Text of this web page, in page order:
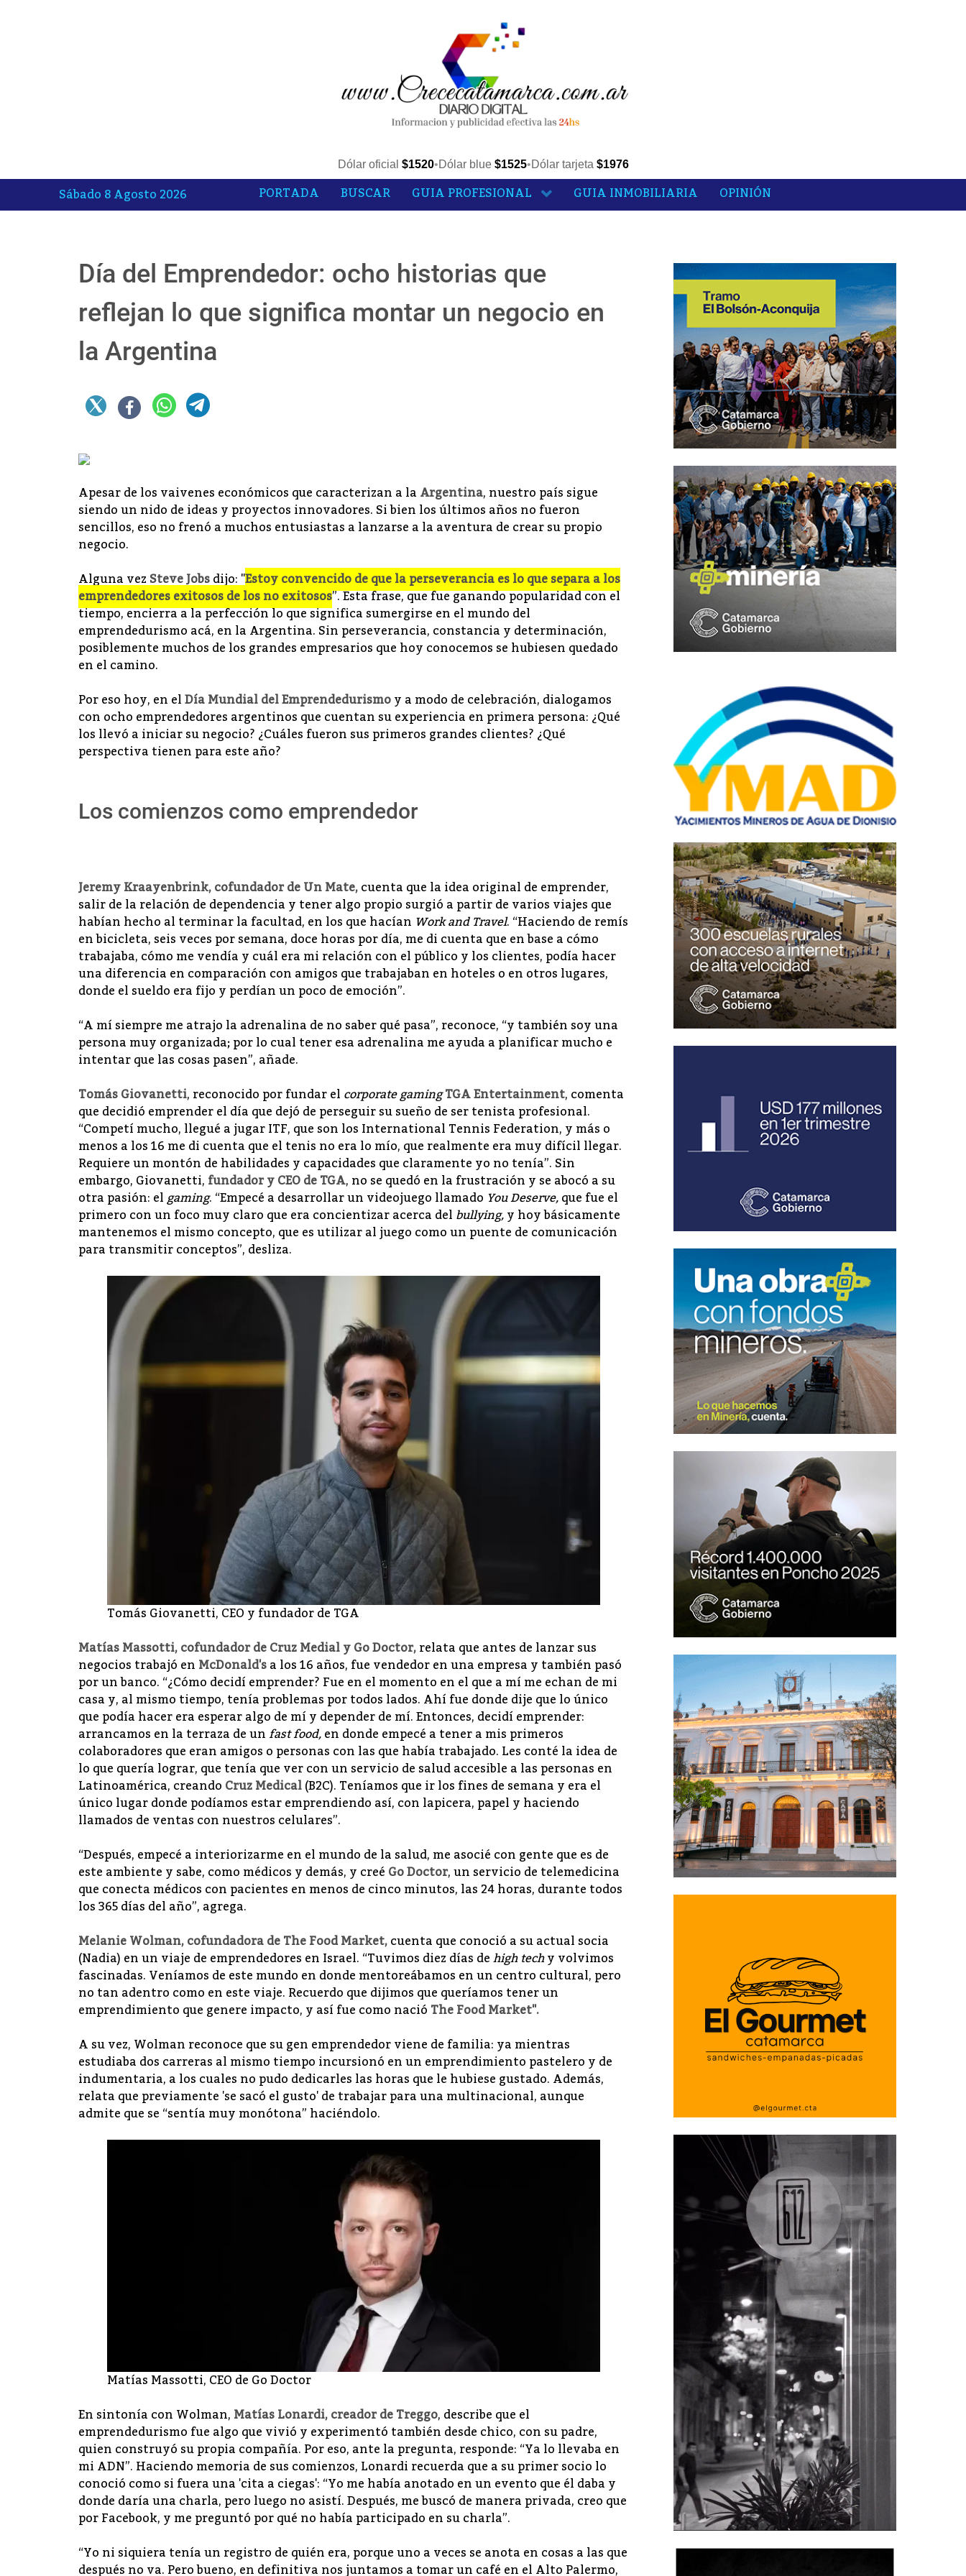
Dólar oficial $1520•Dólar blue $1525•Dólar tarjeta $1976
Sábado 8 Agosto 2026 PORTADA BUSCAR GUIA PROFESIONAL GUIA INMOBILIARIA OPINIÓN
Día del Emprendedor: ocho historias que
reflejan lo que significa montar un negocio en
la Argentina
Apesar de los vaivenes económicos que caracterizan a laArgentina, nuestro país sigue
siendo un nido de ideas y proyectos innovadores. Si bien los últimos años no fueron
sencillos, eso no frenó a muchos entusiastas a lanzarse a la aventura de crear su propio
negocio.
Alguna vezSteve Jobsdijo: "Estoy convencido de que la perseverancia es lo que separa a los
emprendedores exitosos de los no exitosos”. Esta frase, que fue ganando popularidad con el
tiempo, encierra a la perfección lo que significa sumergirse en el mundo del
emprendedurismo acá, en la Argentina. Sin perseverancia, constancia y determinación,
posiblemente muchos de los grandes empresarios que hoy conocemos se hubiesen quedado
en el camino.
Por eso hoy, en elDía Mundial del Emprendedurismoy a modo de celebración, dialogamos
con ocho emprendedores argentinos que cuentan su experiencia en primera persona: ¿Qué
los llevó a iniciar su negocio? ¿Cuáles fueron sus primeros grandes clientes? ¿Qué
perspectiva tienen para este año?
Los comienzos como emprendedor
Jeremy Kraayenbrink, cofundador deUn Mate,cuenta que la idea original de emprender,
salir de la relación de dependencia y tener algo propio surgió a partir de varios viajes que
habían hecho al terminar la facultad, en los que hacían Work and Travel. “Haciendo de remís
en bicicleta, seis veces por semana, doce horas por día, me di cuenta que en base a cómo
trabajaba, cómo me vendía y cuál era mi relación con el público y los clientes, podía hacer
una diferencia en comparación con amigos que trabajaban en hoteles o en otros lugares,
donde el sueldo era fijo y perdían un poco de emoción”.
“A mí siempre me atrajo la adrenalina de no saber qué pasa”, reconoce, “y también soy una
persona muy organizada; por lo cual tener esa adrenalina me ayuda a planificar mucho e
intentar que las cosas pasen”, añade.
Tomás Giovanetti, reconocido por fundar elcorporate gamingTGA Entertainment, comenta
que decidió emprender el día que dejó de perseguir su sueño de ser tenista profesional.
“Competí mucho, llegué a jugar ITF, que son los International Tennis Federation, y más o
menos a los 16 me di cuenta que el tenis no era lo mío, que realmente era muy difícil llegar.
Requiere un montón de habilidades y capacidades que claramente yo no tenía”. Sin
embargo, Giovanetti,fundador y CEO de TGA, no se quedó en la frustración y se abocó a su
otra pasión: elgaming. “Empecé a desarrollar un videojuego llamado You Deserve,que fue el
primero con un foco muy claro que era concientizar acerca delbullying,y hoy básicamente
mantenemos el mismo concepto, que es utilizar al juego como un puente de comunicación
para transmitir conceptos”, desliza.
Tomás Giovanetti, CEO y fundador de TGA
Matías Massotti, cofundador de Cruz Medial yGo Doctor,relata que antes de lanzar sus
negocios trabajó enMcDonald'sa los 16 años, fue vendedor en una empresa y también pasó
por un banco. “¿Cómo decidí emprender? Fue en el momento en el que a mí me echan de mi
casa y, al mismo tiempo, tenía problemas por todos lados. Ahí fue donde dije que lo único
que podía hacer era esperar algo de mí y depender de mí.Entonces, decidí emprender:
arrancamos en la terraza de unfast food,en donde empecé a tener a mis primeros
colaboradores que eran amigos o personas con las que había trabajado. Les conté la idea de
lo que quería lograr, que tenía que ver con un servicio de salud accesible a las personas en
Latinoamérica, creandoCruz Medical(B2C). Teníamos que ir los fines de semana y era el
único lugar donde podíamos estar emprendiendo así, con lapicera, papel y haciendo
llamados de ventas con nuestros celulares”.
“Después, empecé a interiorizarme en el mundo de la salud, me asocié con gente que es de
este ambiente y sabe, como médicos y demás, y creéGo Doctor, un servicio de telemedicina
que conecta médicos con pacientes en menos de cinco minutos, las 24 horas, durante todos
los 365 días del año”, agrega.
Melanie Wolman, cofundadora deThe Food Market,cuenta que conoció a su actual socia
(Nadia) en un viaje de emprendedores en Israel. “Tuvimos diez días dehigh techy volvimos
fascinadas. Veníamos de este mundo en donde mentoreábamos en un centro cultural, pero
no tan adentro como en este viaje. Recuerdo que dijimos que queríamos tener un
emprendimiento que genere impacto, y así fue como nacióThe Food Market".
A su vez, Wolman reconoce que su gen emprendedor viene de familia: ya mientras
estudiaba dos carreras al mismo tiempo incursionó en un emprendimiento pastelero y de
indumentaria, a los cuales no pudo dedicarles las horas que le hubiese gustado. Además,
relata que previamente 'se sacó el gusto' de trabajar para una multinacional, aunque
admite que se “sentía muy monótona” haciéndolo.
Matías Massotti, CEO de Go Doctor
En sintonía con Wolman,Matías Lonardi, creador deTreggo, describe que el
emprendedurismo fue algo que vivió y experimentó también desde chico, con su padre,
quien construyó su propia compañía. Por eso, ante la pregunta, responde: “Ya lo llevaba en
mi ADN”. Haciendo memoria de sus comienzos, Lonardi recuerda que a su primer socio lo
conoció como si fuera una 'cita a ciegas': “Yo me había anotado en un evento que él daba y
donde daría una charla, pero luego no asistí. Después, me buscó de manera privada, creo que
por Facebook, y me preguntó por qué no había participado en su charla”.
“Yo ni siquiera tenía un registro de quién era, porque uno a veces se anota en cosas a las que
después no va. Pero bueno, en definitiva nos juntamos a tomar un café en el Alto Palermo,